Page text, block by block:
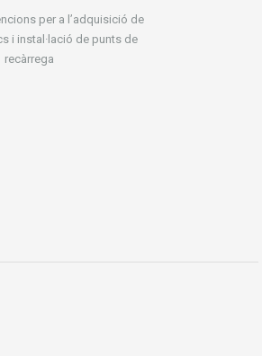
per a l’adquisició de
i instal·lació de punts de
recàrrega